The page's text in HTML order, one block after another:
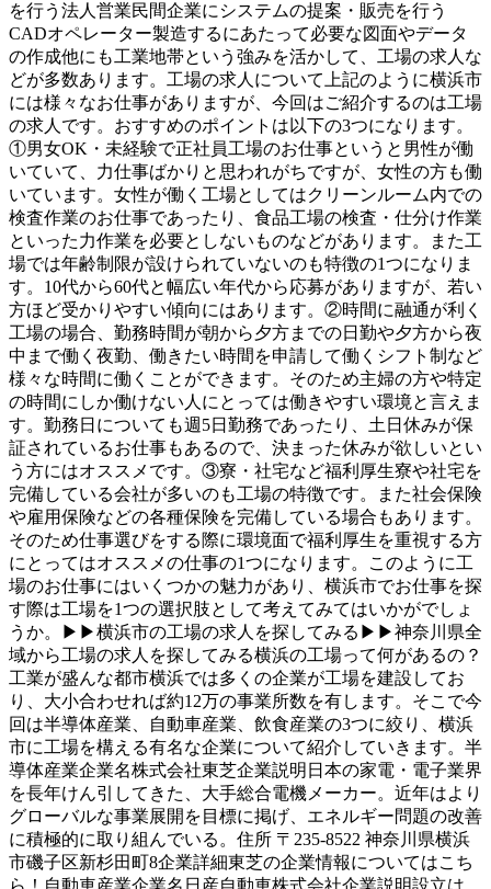
を行う法人営業民間企業にシステムの提案・販売を行う
CADオペレーター製造するにあたって必要な図面やデータ
の作成他にも工業地帯という強みを活かして、工場の求人な
どが多数あります。工場の求人について上記のように横浜市
には様々なお仕事がありますが、今回はご紹介するのは工場
の求人です。おすすめのポイントは以下の3つになります。
①男女OK・未経験で正社員工場のお仕事というと男性が働
いていて、力仕事ばかりと思われがちですが、女性の方も働
いています。女性が働く工場としてはクリーンルーム内での
検査作業のお仕事であったり、食品工場の検査・仕分け作業
といった力作業を必要としないものなどがあります。また工
場では年齢制限が設けられていないのも特徴の1つになりま
す。10代から60代と幅広い年代から応募がありますが、若い
方ほど受かりやすい傾向にはあります。②時間に融通が利く
工場の場合、勤務時間が朝から夕方までの日勤や夕方から夜
中まで働く夜勤、働きたい時間を申請して働くシフト制など
様々な時間に働くことができます。そのため主婦の方や特定
の時間にしか働けない人にとっては働きやすい環境と言えま
す。勤務日についても週5日勤務であったり、土日休みが保
証されているお仕事もあるので、決まった休みが欲しいとい
う方にはオススメです。③寮・社宅など福利厚生寮や社宅を
完備している会社が多いのも工場の特徴です。また社会保険
や雇用保険などの各種保険を完備している場合もあります。
そのため仕事選びをする際に環境面で福利厚生を重視する方
にとってはオススメの仕事の1つになります。このように工
場のお仕事にはいくつかの魅力があり、横浜市でお仕事を探
す際は工場を1つの選択肢として考えてみてはいかがでしょ
うか。▶▶横浜市の工場の求人を探してみる▶▶神奈川県全
域から工場の求人を探してみる横浜の工場って何があるの？
工業が盛んな都市横浜では多くの企業が工場を建設してお
り、大小合わせれば約12万の事業所数を有します。そこで今
回は半導体産業、自動車産業、飲食産業の3つに絞り、横浜
市に工場を構える有名な企業について紹介していきます。半
導体産業企業名株式会社東芝企業説明日本の家電・電子業界
を長年けん引してきた、大手総合電機メーカー。近年はより
グローバルな事業展開を目標に掲げ、エネルギー問題の改善
に積極的に取り組んでいる。住所 〒235-8522 神奈川県横浜
市磯子区新杉田町8企業詳細東芝の企業情報についてはこち